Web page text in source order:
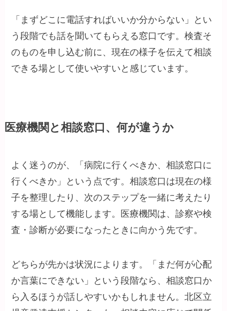
「まずどこに電話すればいいか分からない」とい
う段階でも話を聞いてもらえる窓口です。検査そ
のものを申し込む前に、現在の様子を伝えて相談
できる場として使いやすいと感じています。
医療機関と相談窓口、何が違うか
よく迷うのが、「病院に行くべきか、相談窓口に
行くべきか」という点です。相談窓口は現在の様
子を整理したり、次のステップを一緒に考えたり
する場として機能します。医療機関は、診察や検
査・診断が必要になったときに向かう先です。
どちらが先かは状況によります。「まだ何が心配
か言葉にできない」という段階なら、相談窓口か
ら入るほうが話しやすいかもしれません。北区立